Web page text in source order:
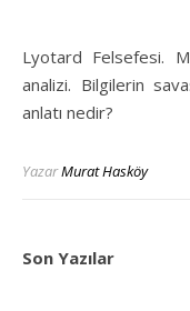
Lyotard Felsefesi. Modernizmin ufkunda postmodernizm
analizi. Bilgilerin
anlatı nedir?
YazarMurat Hasköy
Son Yazılar